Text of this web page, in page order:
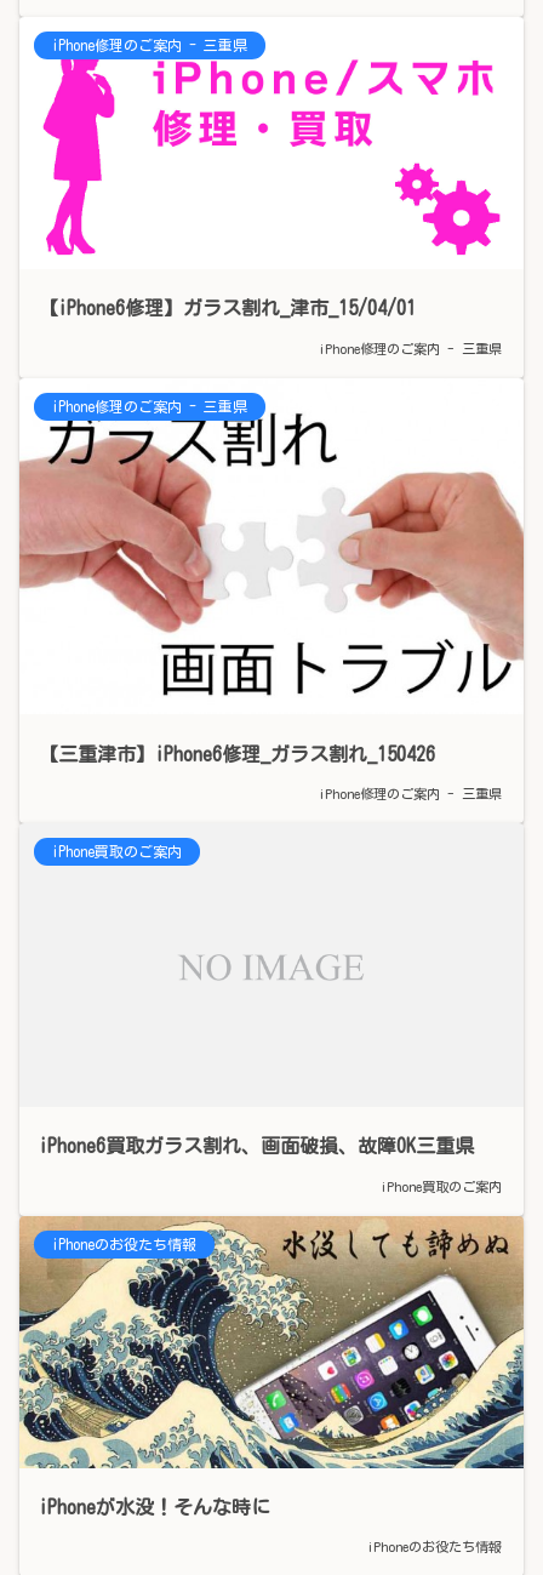
iPhone修理のご案内 - 三重県
【iPhone6修理】ガラス割れ_津市_15/04/01
iPhone修理のご案内 - 三重県
iPhone修理のご案内 - 三重県
【三重津市】iPhone6修理_ガラス割れ_150426
iPhone修理のご案内 - 三重県
iPhone買取のご案内
iPhone6買取ガラス割れ、画面破損、故障OK三重県
iPhone買取のご案内
iPhoneのお役たち情報
iPhoneが水没！そんな時に
iPhoneのお役たち情報